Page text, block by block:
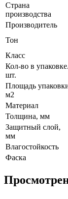
Страна
производства
Производитель
Тон
Класс
Кол-во в упаковке.
шт.
Площадь
м2
Материал
Толщина, мм
Защитный слой,
мм
Влагостойкость
Фаска